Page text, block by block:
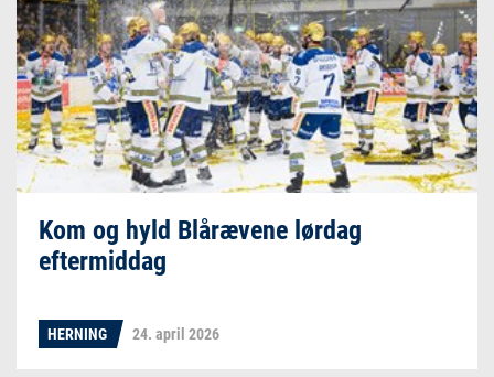
Kom og hyld Blårævene lørdag
eftermiddag
HERNING 24. april 2026